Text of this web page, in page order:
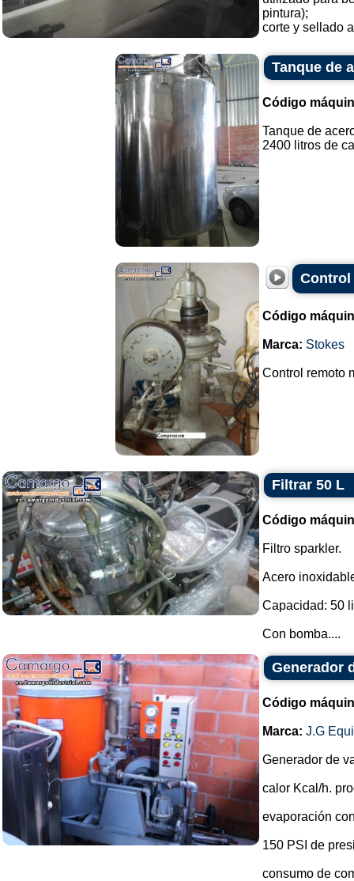
pintura);
corte y sellado
Tanque de
Código
Tanque de
2400 litros de
Control
Código
Marca: Stokes
Control remoto
Filtrar 50 L
Código
Filtro sparkler.
Acero
Capacidad: 50
Con bomba....
Generador
Código
Marca: J.G
Generador de
calor Kcal/h.
evaporación
150 PSI de
consumo de